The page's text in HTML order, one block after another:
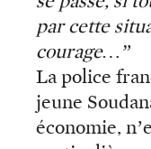
par cette
courage…”
La police
jeune
économie,